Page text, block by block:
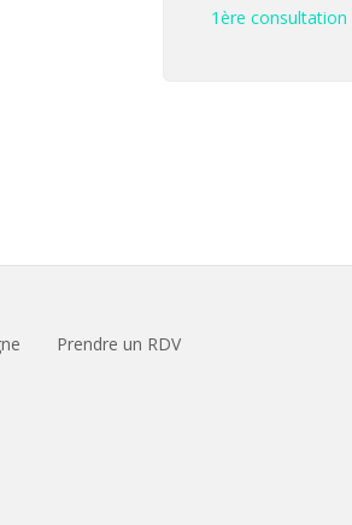
1ère consultation
Prendre un RDV